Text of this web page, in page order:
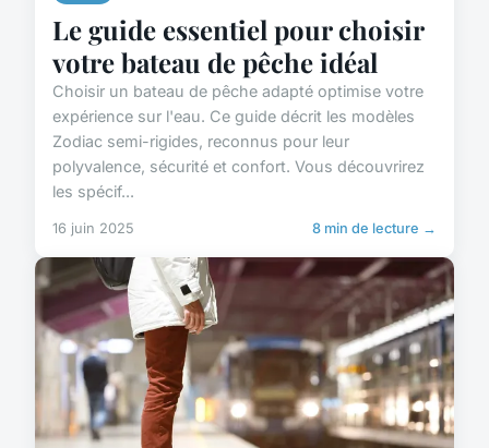
Le guide essentiel pour choisir
votre bateau de pêche idéal
Choisir un bateau de pêche adapté optimise votre
expérience sur l'eau. Ce guide décrit les modèles
Zodiac semi-rigides, reconnus pour leur
polyvalence, sécurité et confort. Vous découvrirez
les spécif...
16 juin 2025 8 min de lecture →